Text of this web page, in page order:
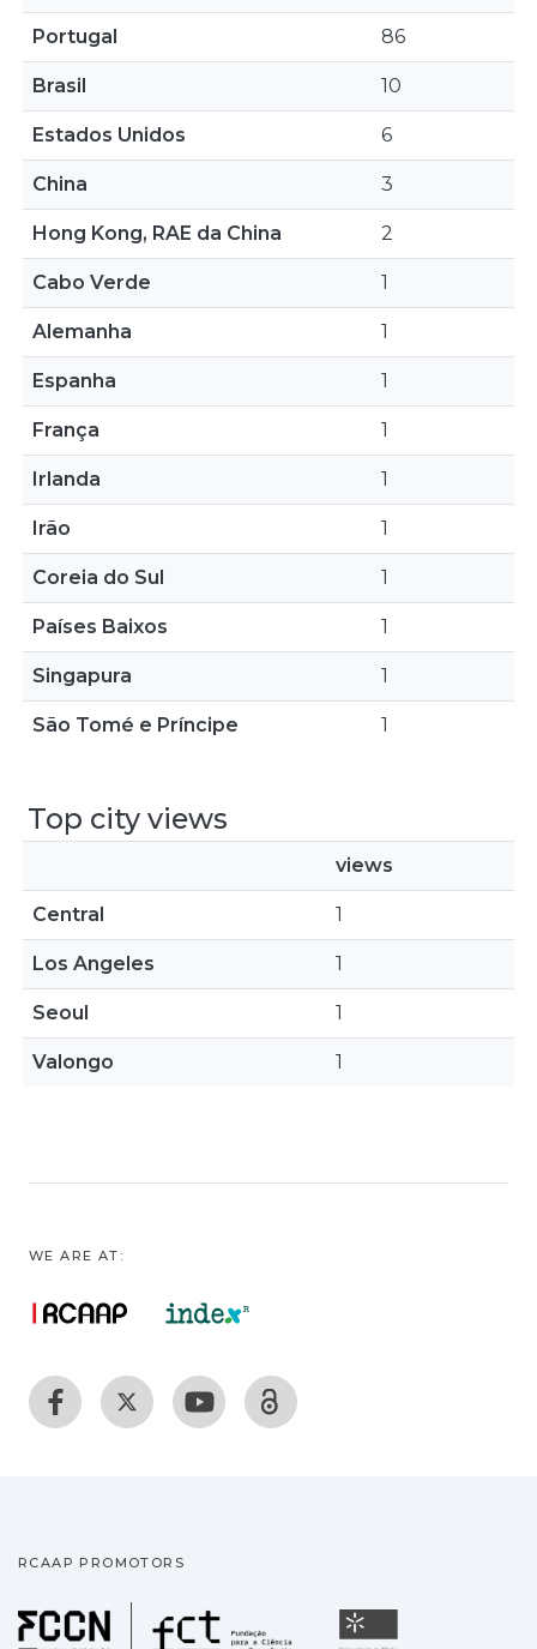
Portugal 86
Brasil 10
Estados Unidos 6
China 3
Hong Kong, RAE da China 2
Cabo Verde 1
Alemanha 1
Espanha 1
França 1
Irlanda 1
Irão 1
Coreia do Sul 1
Países Baixos 1
Singapura 1
São Tomé e Príncipe 1
Top city views
views
Central 1
Los Angeles 1
Seoul 1
Valongo 1
WE ARE AT:
RCAAP PROMOTORS
Fundação para a